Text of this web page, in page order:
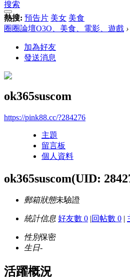
搜索
熱搜: 預告片 美女 美食
圈圈論壇O3O、美食、電影、遊戲 ›
加為好友
發送消息
ok365suscom
https://pink88.cc/?284276
主題
留言板
個人資料
ok365suscom(UID:
郵箱狀態未驗證
統計信息 好友數 0 |回帖數 0 |
性別保密
生日-
活躍概況